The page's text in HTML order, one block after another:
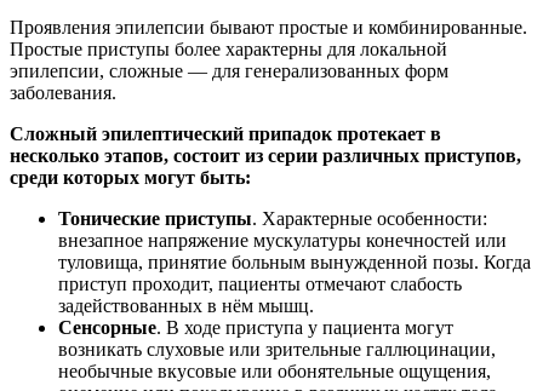
Проявления эпилепсии бывают простые и комбинированные.
Простые приступы более характерны для локальной
эпилепсии, сложные — для генерализованных форм
заболевания.
Сложный эпилептический припадок протекает в
несколько этапов, состоит из серии различных приступов,
среди которых могут быть:
Тонические приступы. Характерные особенности:
внезапное напряжение мускулатуры конечностей или
туловища, принятие больным вынужденной позы. Когда
приступ проходит, пациенты отмечают слабость
задействованных в нём мышц.
Сенсорные. В ходе приступа у пациента могут
возникать слуховые или зрительные галлюцинации,
необычные вкусовые или обонятельные ощущения,